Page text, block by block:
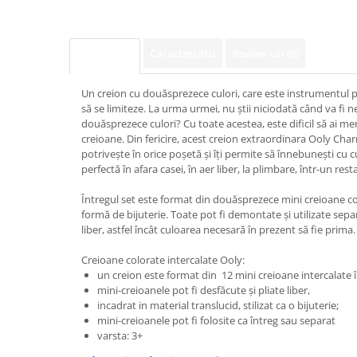
Un creion cu douăsprezece culori, care este instrumentul
să se limiteze. La urma urmei, nu știi niciodată când va fi
douăsprezece culori? Cu toate acestea, este dificil să ai
creioane. Din fericire, acest creion extraordinara Ooly
potrivește în orice poșetă și îți permite să înnebunești cu
perfectă în afara casei, în aer liber, la plimbare, într-un
Întregul set este format din douăsprezece mini creioane
formă de bijuterie. Toate pot fi demontate și utilizate
liber, astfel încât culoarea necesară în prezent să fie prima.
Creioane colorate intercalate Ooly:
un creion este format din 12 mini creioane intercalate
mini-creioanele pot fi desfăcute și pliate liber,
incadrat in material translucid, stilizat ca o bijuterie;
mini-creioanele pot fi folosite ca întreg sau separat
varsta: 3+